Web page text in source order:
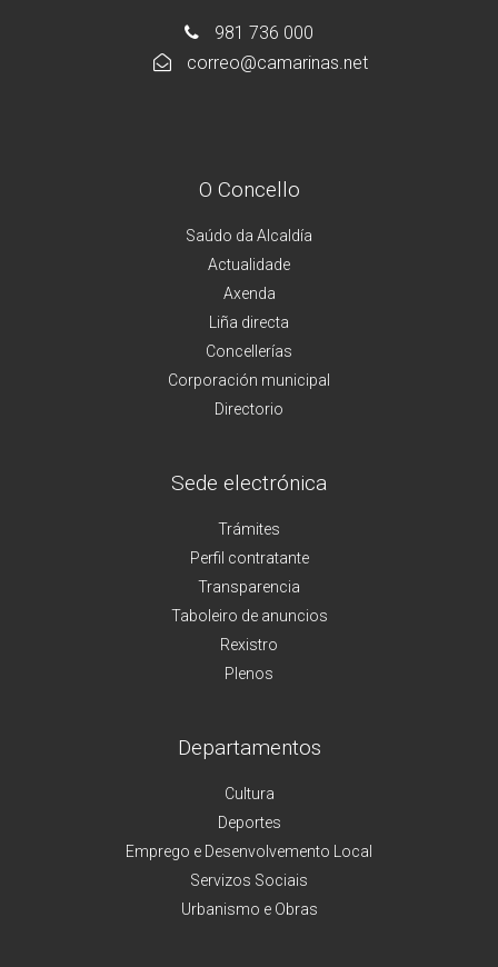
981 736 000
correo@camarinas.net
O Concello
Saúdo da Alcaldía
Actualidade
Axenda
Liña directa
Concellerías
Corporación municipal
Directorio
Sede electrónica
Trámites
Perfil contratante
Transparencia
Taboleiro de anuncios
Rexistro
Plenos
Departamentos
Cultura
Deportes
Emprego e Desenvolvemento Local
Servizos Sociais
Urbanismo e Obras